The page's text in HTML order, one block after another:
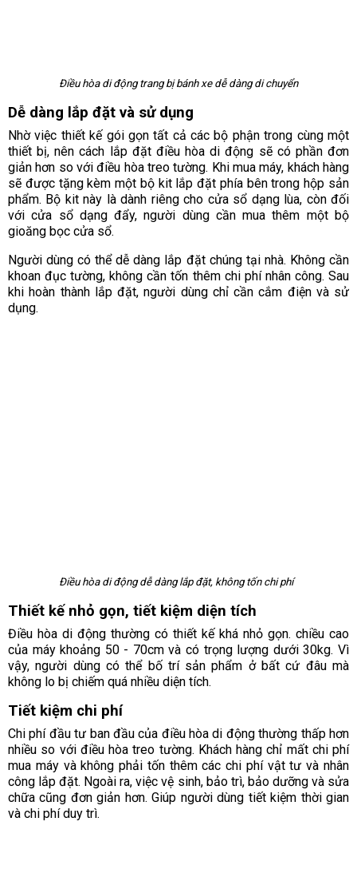
Điều hòa di động trang bị bánh xe dễ dàng di chuyển
Dễ dàng lắp đặt và sử dụng
Nhờ việc thiết kế gói gọn tất cả các bộ phận trong cùng một
thiết bị, nên cách lắp đặt điều hòa di động sẽ có phần đơn
giản hơn so với điều hòa treo tường. Khi mua máy, khách hàng
sẽ được tặng kèm một bộ kit lắp đặt phía bên trong hộp sản
phẩm. Bộ kit này là dành riêng cho cửa sổ dạng lùa, còn đối
với cửa sổ dạng đẩy, người dùng cần mua thêm một bộ
gioăng bọc cửa sổ.
Người dùng có thể dễ dàng lắp đặt chúng tại nhà. Không cần
khoan đục tường, không cần tốn thêm chi phí nhân công. Sau
khi hoàn thành lắp đặt, người dùng chỉ cần cắm điện và sử
dụng.
Điều hòa di động dễ dàng lắp đặt, không tốn chi phí
Thiết kế nhỏ gọn, tiết kiệm diện tích
Điều hòa di động thường có thiết kế khá nhỏ gọn. chiều cao
của máy khoảng 50 - 70cm và có trọng lượng dưới 30kg. Vì
vậy, người dùng có thể bố trí sản phẩm ở bất cứ đâu mà
không lo bị chiếm quá nhiều diện tích.
Tiết kiệm chi phí
Chi phí đầu tư ban đầu của điều hòa di động thường thấp hơn
nhiều so với điều hòa treo tường. Khách hàng chỉ mất chi phí
mua máy và không phải tốn thêm các chi phí vật tư và nhân
công lắp đặt. Ngoài ra, việc vệ sinh, bảo trì, bảo dưỡng và sửa
chữa cũng đơn giản hơn. Giúp người dùng tiết kiệm thời gian
và chi phí duy trì.